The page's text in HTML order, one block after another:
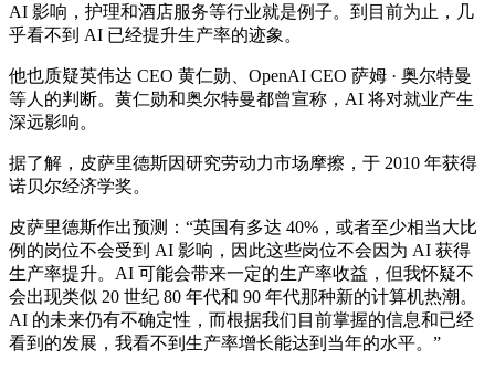
AI 影响，护理和酒店服务等行业就是例子。到目前为止，几
乎看不到 AI 已经提升生产率的迹象。
他也质疑英伟达 CEO 黄仁勋、OpenAI CEO 萨姆 · 奥尔特曼
等人的判断。黄仁勋和奥尔特曼都曾宣称，AI 将对就业产生
深远影响。
据了解，皮萨里德斯因研究劳动力市场摩擦，于 2010 年获得
诺贝尔经济学奖。
皮萨里德斯作出预测：“英国有多达 40%，或者至少相当大比
例的岗位不会受到 AI 影响，因此这些岗位不会因为 AI 获得
生产率提升。AI 可能会带来一定的生产率收益，但我怀疑不
会出现类似 20 世纪 80 年代和 90 年代那种新的计算机热潮。
AI 的未来仍有不确定性，而根据我们目前掌握的信息和已经
看到的发展，我看不到生产率增长能达到当年的水平。”